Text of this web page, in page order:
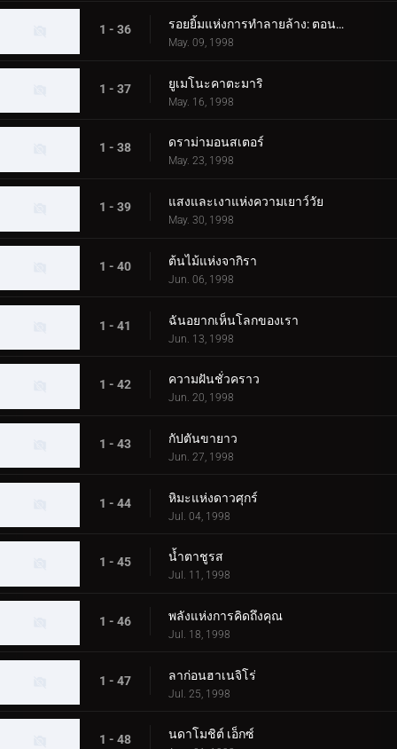
1 - 36 รอยยิ้มแห่งการทำลายล้าง: ตอนที่ 2
May. 09, 1998
1 - 37 ยูเมโนะคาตะมาริ
May. 16, 1998
1 - 38 ดราม่ามอนสเตอร์
May. 23, 1998
1 - 39 แสงและเงาแห่งความเยาว์วัย
May. 30, 1998
1 - 40 ต้นไม้แห่งจากิรา
Jun. 06, 1998
1 - 41 ฉันอยากเห็นโลกของเรา
Jun. 13, 1998
1 - 42 ความฝันชั่วคราว
Jun. 20, 1998
1 - 43 กัปตันขายาว
Jun. 27, 1998
1 - 44 หิมะแห่งดาวศุกร์
Jul. 04, 1998
1 - 45 น้ำตาชูรส
Jul. 11, 1998
1 - 46 พลังแห่งการคิดถึงคุณ
Jul. 18, 1998
1 - 47 ลาก่อนฮาเนจิโร่
Jul. 25, 1998
1 - 48 นดาโมชิต์ เอ็กซ์